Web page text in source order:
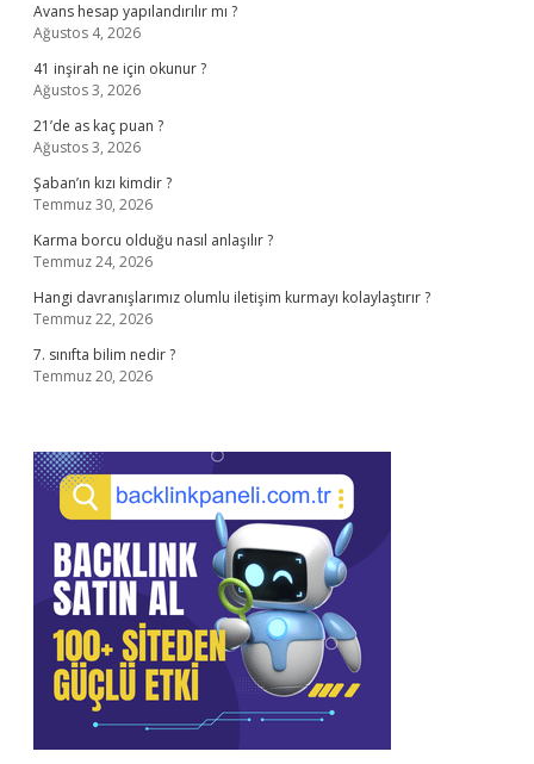
Avans hesap yapılandırılır mı ?
Ağustos 4, 2026
41 inşirah ne için okunur ?
Ağustos 3, 2026
21’de as kaç puan ?
Ağustos 3, 2026
Şaban’ın kızı kimdir ?
Temmuz 30, 2026
Karma borcu olduğu nasıl anlaşılır ?
Temmuz 24, 2026
Hangi davranışlarımız olumlu iletişim kurmayı kolaylaştırır ?
Temmuz 22, 2026
7. sınıfta bilim nedir ?
Temmuz 20, 2026